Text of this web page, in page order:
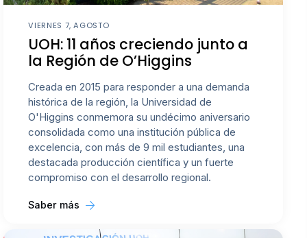
VIERNES 7, AGOSTO
UOH: 11 años creciendo junto a
la Región de O’Higgins
Creada en 2015 para responder a una demanda
histórica de la región, la Universidad de
O'Higgins conmemora su undécimo aniversario
consolidada como una institución pública de
excelencia, con más de 9 mil estudiantes, una
destacada producción científica y un fuerte
compromiso con el desarrollo regional.
Saber más